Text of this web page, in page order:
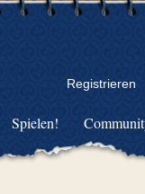
Registrieren
Spielen!